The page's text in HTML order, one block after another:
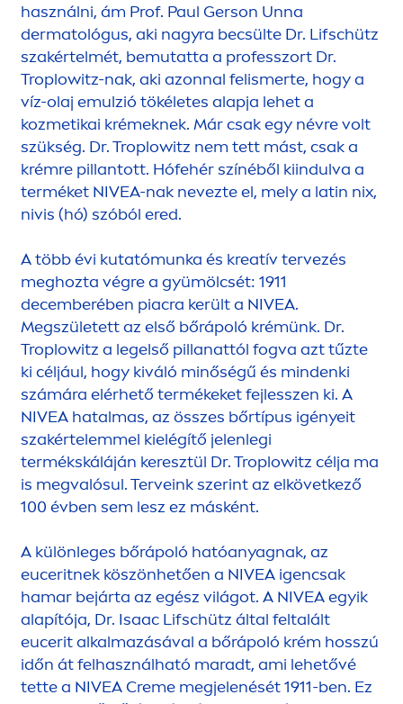
használni, ám Prof. Paul Gerson Unna
dermatológus, aki nagyra becsülte Dr. Lifschütz
szakértelmét, bemutatta a professzort Dr.
Troplowitz-nak, aki azonnal felismerte, hogy a
víz-olaj emulzió tökéletes alapja lehet a
kozmetikai krémeknek. Már csak egy névre volt
szükség. Dr. Troplowitz nem tett mást, csak a
krémre pillantott. Hófehér színéből kiindulva a
terméket NIVEA-nak nevezte el, mely a latin nix,
nivis (hó) szóból ered.
A több évi kutatómunka és kreatív tervezés
meghozta végre a gyümölcsét: 1911
decemberében piacra került a NIVEA.
Megszületett az első bőrápoló krémünk. Dr.
Troplowitz a legelső pillanattól fogva azt tűzte
ki céljául, hogy kiváló minőségű és mindenki
számára elérhető termékeket fejlesszen ki. A
NIVEA hatalmas, az összes bőrtípus igényeit
szakértelemmel kielégítő jelenlegi
termékskáláján keresztül Dr. Troplowitz célja ma
is megvalósul. Terveink szerint az elkövetkező
100 évben sem lesz ez másként.
A különleges bőrápoló hatóanyagnak, az
euceritnek köszönhetően a NIVEA igencsak
hamar bejárta az egész világot. A NIVEAegyik
alapítója, Dr. Isaac Lifschütz által feltalált
eucerit alkalmazásával a bőrápoló krém hosszú
időn át felhasználható maradt, ami lehetővé
tette a NIVEA Creme megjelenését 1911-ben. Ez